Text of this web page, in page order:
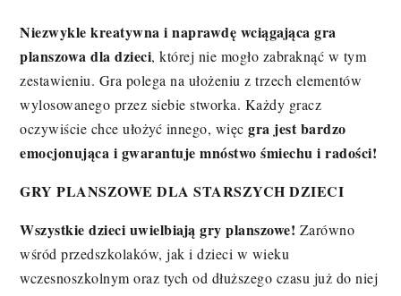
Niezwykle kreatywna i naprawdę wciągająca gra
planszowa dla dzieci, której nie mogło zabraknąć w tym
zestawieniu. Gra polega na ułożeniu z trzech elementów
wylosowanego przez siebie stworka. Każdy gracz
oczywiście chce ułożyć innego, więcgra jest bardzo
emocjonująca i gwarantuje mnóstwo śmiechu i radości!
GRY PLANSZOWE DLA STARSZYCH DZIECI
Wszystkie dzieci uwielbiają gry planszowe! Zarówno
wśród przedszkolaków, jak i dzieci w wieku
wczesnoszkolnym oraz tych od dłuższego czasu już do niej